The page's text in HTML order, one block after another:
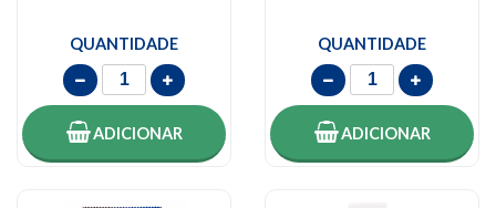
QUANTIDADE
ADICIONAR
QUANTIDADE
ADICIONAR